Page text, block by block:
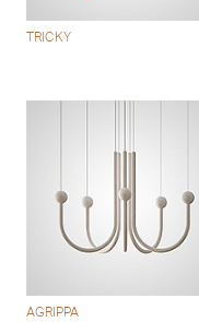
TRICKY
AGRIPPA